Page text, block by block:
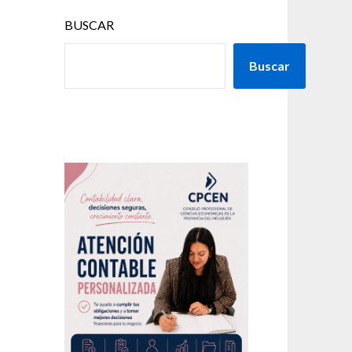
BUSCAR
Buscar